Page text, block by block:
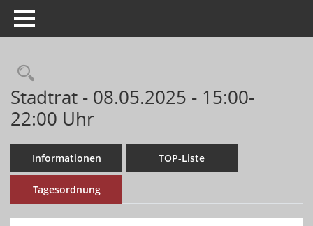
Toggle navigation
Stadtrat - 08.05.2025 - 15:00-
22:00 Uhr
Informationen TOP-Liste
Tagesordnung